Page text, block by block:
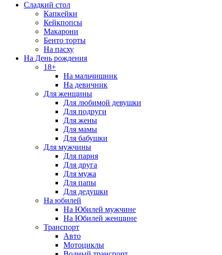
Сладкий стол
Капкейки
Кейкпопсы
Макарони
Бенто торты
На пасху
На День рождения
18+
На мальчишник
На девичник
Для женщины
Для любимой девушки
Для подруги
Для жены
Для мамы
Для бабушки
Для мужчины
Для парня
Для друга
Для мужа
Для папы
Для дедушки
На юбилей
На Юбилей мужчине
На Юбилей женщине
Транспорт
Авто
Мотоциклы